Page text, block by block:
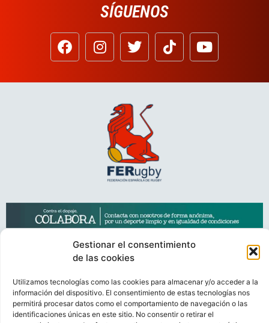
Gestionar el consentimiento
de las cookies
Utilizamos tecnologías como las cookies para almacenar y/o acceder a la
información del dispositivo. El consentimiento de estas tecnologías nos
permitirá procesar datos como el comportamiento de navegación o las
identificaciones únicas en este sitio. No consentir o retirar el
SÍGUENOS
VIDEOCONFERENCIASPOLÍTICA DE PRIVACIDAD
POLÍTICA DE COOKIESPOLÍTICA DE VENTASAVISO LEGAL